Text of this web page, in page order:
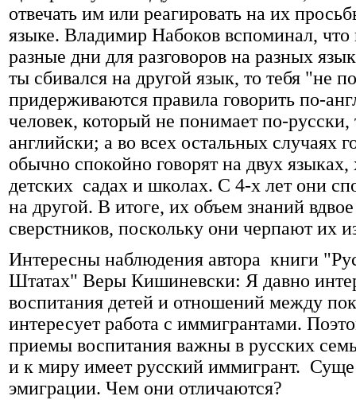
отвечать им или реагировать на их
языке. Владимир Набоков вспоминал,
разные дни для разговоров на разных
ты сбивался на другой язык, то тебя "не
придерживаются правила говорить по-
человек, который не понимает по-русски,
английски; а во всех остальных случаях
обычно спокойно говорят на двух
детских садах и школах. С 4-х лет они
на другой. В итоге, их объем знаний
сверстников, поскольку они черпают их
Интересны наблюдения автора книги
Штатах" Веры Кишиневски: Я давно
воспитания детей и отношений между
интересует работа с иммигрантами.
приемы воспитания важны в русских
и к миру имеет русский иммигрант.
эмиграции. Чем они отличаются?